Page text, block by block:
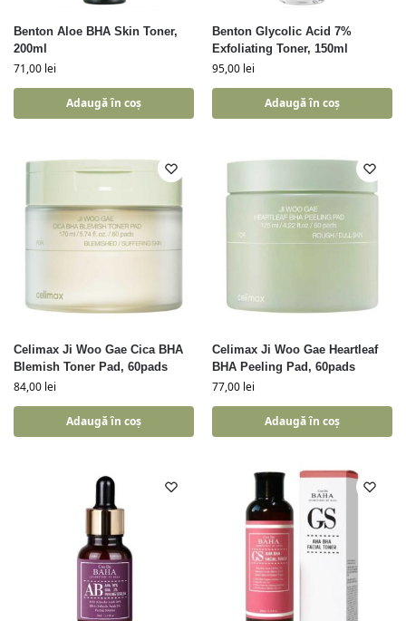
Benton Aloe BHA Skin Toner,
200ml
71,00 lei
Adaugă în coș
Benton Glycolic Acid 7%
Exfoliating Toner, 150ml
95,00 lei
Adaugă în coș
Celimax Ji Woo Gae Cica BHA
Blemish Toner Pad, 60pads
84,00 lei
Adaugă în coș
Celimax Ji Woo Gae Heartleaf
BHA Peeling Pad, 60pads
77,00 lei
Adaugă în coș